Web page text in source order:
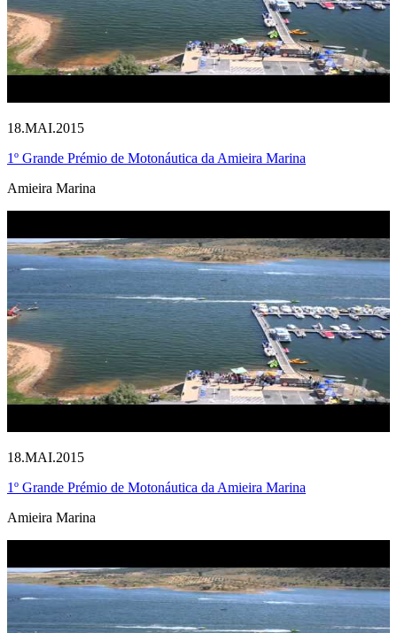
18.MAI.2015
1º Grande Prémio de Motonáutica da Amieira Marina
Amieira Marina
18.MAI.2015
1º Grande Prémio de Motonáutica da Amieira Marina
Amieira Marina